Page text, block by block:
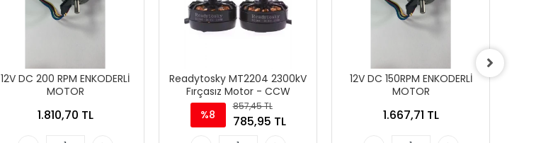
12V DC 200 RPM ENKODERLİ
MOTOR
1.810,70 TL
Readytosky MT2204 2300kV
Fırçasız Motor - CCW
%8
857,45 TL
785,95 TL
12V DC 150RPM ENKODERLİ
MOTOR
1.667,71 TL